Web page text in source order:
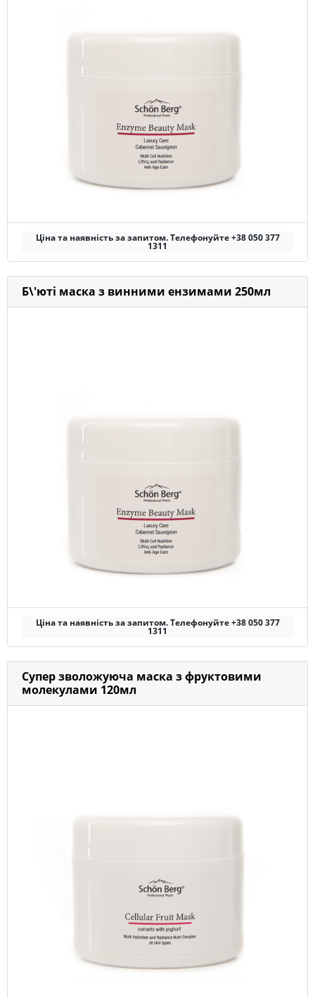
Ціна та наявність за запитом. Телефонуйте +38 050 377
1311
Б\'юті маска з винними ензимами 250мл
Ціна та наявність за запитом. Телефонуйте +38 050 377
1311
Супер зволожуюча маска з фруктовими
молекулами 120мл